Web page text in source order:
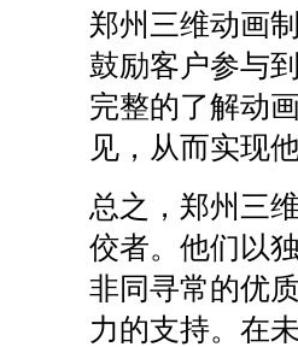
郑州三维动画
鼓励客户参与
完整的了解动
见，从而实现
总之，郑州三
佼者。他们以
非同寻常的优
力的支持。在